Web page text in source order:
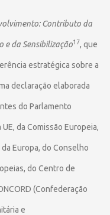
Contributo da
e da Sensibilização17, que
estratégica sobre a
declaração elaborada
do Parlamento
da Comissão Europeia,
Europa, do Conselho
do Centro de
(Confederação
e